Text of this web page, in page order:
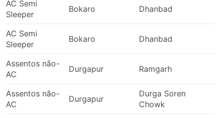
AC Semi
Sleeper
Bokaro Dhanbad
AC Semi
Sleeper
Bokaro Dhanbad
Assentos não-
AC
Durgapur Ramgarh
Assentos não-
AC
Durgapur
Durga Soren
Chowk